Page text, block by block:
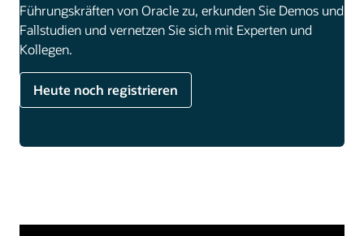
Führungskräften von Oracle zu, erkunden Sie Demos und
Fallstudien und vernetzen Sie sich mit Experten und
Kollegen.
Heute noch registrieren